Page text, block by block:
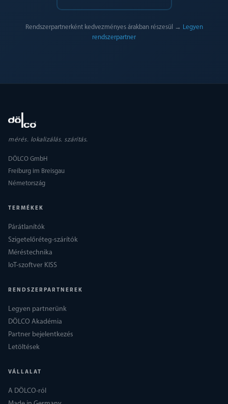
Rendszerpartnerként kedvezményes árakban részesül →
Legyen
rendszerpartner
mérés. lokalizálás. szárítás.
DÖLCO GmbH
Freiburg im Breisgau
Németország
TERMÉKEK
Párátlanítók
Szigetelőréteg-szárítók
Méréstechnika
IoT-szoftver KISS
RENDSZERPARTNEREK
Legyen partnerünk
DÖLCO Akadémia
Partner bejelentkezés
Letöltések
VÁLLALAT
A DÖLCO-ról